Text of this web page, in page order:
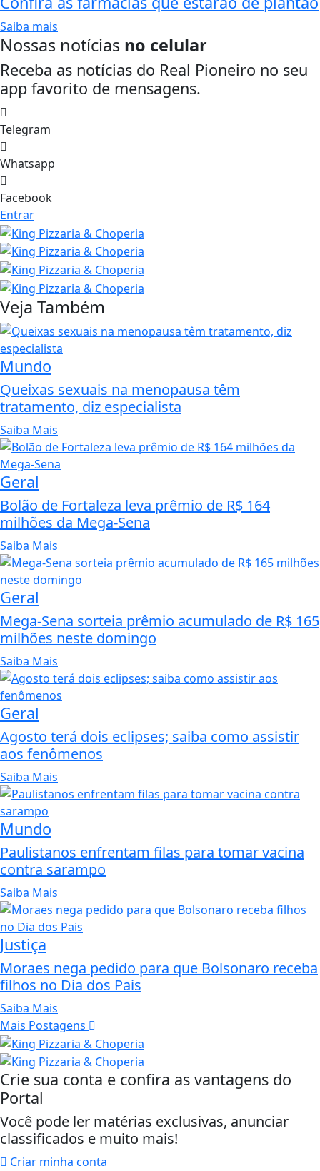
Saiba mais
Nossas notícias no celular
Receba as notícias do Real Pioneiro no seu
app favorito de mensagens.
Telegram
Whatsapp
Facebook
Entrar
Veja Também
Mundo
Queixas sexuais na menopausa têm
tratamento, diz especialista
Saiba Mais
Geral
Bolão de Fortaleza leva prêmio de R$ 164
milhões da Mega-Sena
Saiba Mais
Geral
Mega-Sena sorteia prêmio acumulado de R$ 165
milhões neste domingo
Saiba Mais
Geral
Agosto terá dois eclipses; saiba como assistir
aos fenômenos
Saiba Mais
Mundo
Paulistanos enfrentam filas para tomar vacina
contra sarampo
Saiba Mais
Justiça
Moraes nega pedido para que Bolsonaro receba
filhos no Dia dos Pais
Saiba Mais
Mais Postagens
Crie sua conta e confira as vantagens do
Portal
Você pode ler matérias exclusivas, anunciar
classificados e muito mais!
Criar minha conta